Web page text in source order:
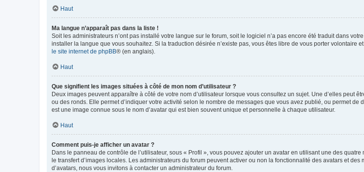
Haut
Ma langue n’apparaît pas dans la liste !
Soit les administrateurs n’ont pas installé votre langue sur le forum, soit le logiciel n’a pas encore été traduit dans
installer la langue que vous souhaitez. Si la traduction désirée n’existe pas, vous êtes libre de vous porter volontaire
le site internet de phpBB® (en anglais).
Haut
Que signifient les images situées à côté de mon nom d’utilisateur ?
Deux images peuvent apparaître à côté de votre nom d’utilisateur lorsque vous consultez un sujet. Une d’elles peut
ou des ronds. Elle permet d’indiquer votre activité selon le nombre de messages que vous avez publié, ou permet de
est une image connue sous le nom d’avatar qui est bien souvent unique et personnelle à chaque utilisateur.
Haut
Comment puis-je afficher un avatar ?
Dans le panneau de contrôle de l’utilisateur, sous « Profil », vous pouvez ajouter un avatar en utilisant une des
le transfert d’images locales. Les administrateurs du forum peuvent activer ou non la fonctionnalité des avatars et
d’avatars, nous vous invitons à contacter un administrateur du forum.